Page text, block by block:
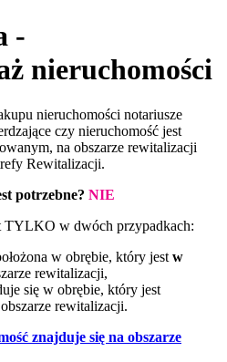
-
nieruchomości
nieruchomości notariusze
czy nieruchomość jest
na obszarze rewitalizacji
Rewitalizacji.
potrzebne? NIE
TYLKO w dwóch przypadkach:
w obrębie, który jest w
rewitalizacji,
się w obrębie, który jest
rewitalizacji.
znajduje się na obszarze